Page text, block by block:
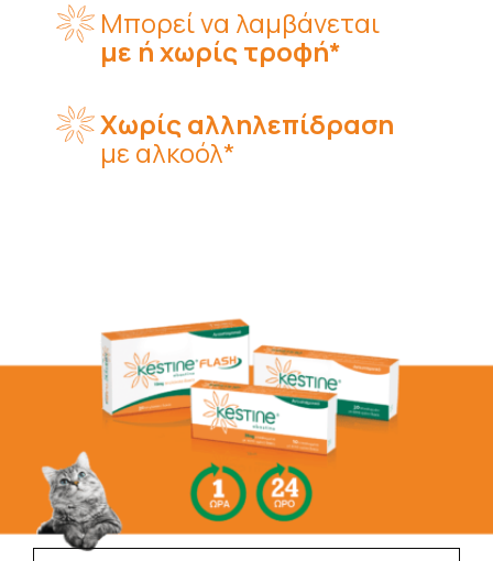
Μπορεί να λαμβάνεται
με ή χωρίς τροφή*
Χωρίς αλληλεπίδραση
με αλκοόλ*